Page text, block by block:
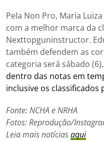
Pela Non Pro, Maria
com a melhor marca da
Nexttopguninstructor.
também defendem as
categoria será sábado (6).
dentro das notas em
inclusive os classificados
Fonte: NCHA e NRHA
Fotos: Reprodução/
Leia mais notíciasaqui